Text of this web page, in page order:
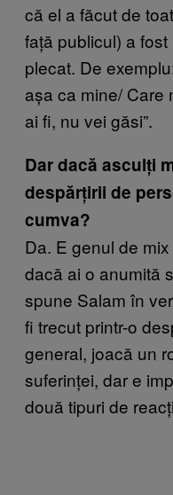
că el a făcut de
față publicul) a
plecat. De
așa ca mine/ Care
ai fi, nu vei găsi”.
Dar dacă asculți
despărțirii de
cumva?
Da. E genul de
dacă ai o anumită
spune Salam în
fi trecut printr-o
general, joacă un
suferinței, dar e
două tipuri de